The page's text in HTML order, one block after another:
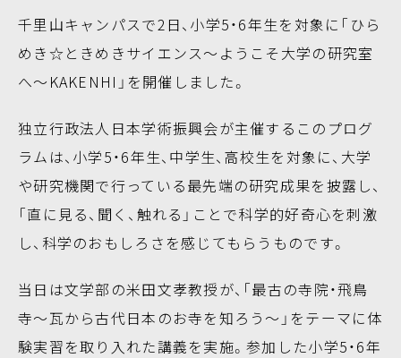
千里山キャンパスで2日、小学5・6年生を対象に「ひら
めき☆ときめきサイエンス～ようこそ大学の研究室
へ～KAKENHI」を開催しました。
独立行政法人日本学術振興会が主催するこのプログ
ラムは、小学5・6年生、中学生、高校生を対象に、大学
や研究機関で行っている最先端の研究成果を披露し、
「直に見る、聞く、触れる」ことで科学的好奇心を刺激
し、科学のおもしろさを感じてもらうものです。
当日は文学部の米田文孝教授が、「最古の寺院・飛鳥
寺～瓦から古代日本のお寺を知ろう～」をテーマに体
験実習を取り入れた講義を実施。参加した小学5・6年